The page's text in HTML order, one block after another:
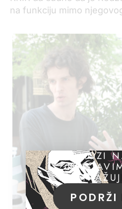
na funkciju mimo
POMOZI
PODRŽI